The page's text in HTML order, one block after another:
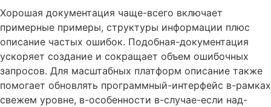
Хорошая документация чаще-всего включает
примерные примеры, структуры информации плюс
описание частых ошибок. Подобная-документация
ускоряет создание и сокращает объем ошибочных
запросов. Для масштабных платформ описание также
помогает обновлять программный-интерфейс в-рамках
свежем уровне, в-особенности в-случае-если над-